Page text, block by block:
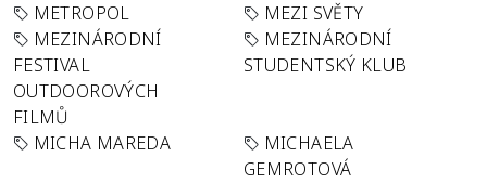
METROPOL
MEZI SVĚTY
MEZINÁRODNÍ
FESTIVAL
OUTDOOROVÝCH
FILMŮ
MEZINÁRODNÍ
STUDENTSKÝ KLUB
MICHA MAREDA
MICHAELA
GEMROTOVÁ